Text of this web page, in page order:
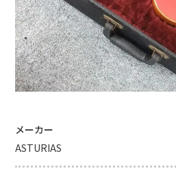
メーカー
ASTURIAS